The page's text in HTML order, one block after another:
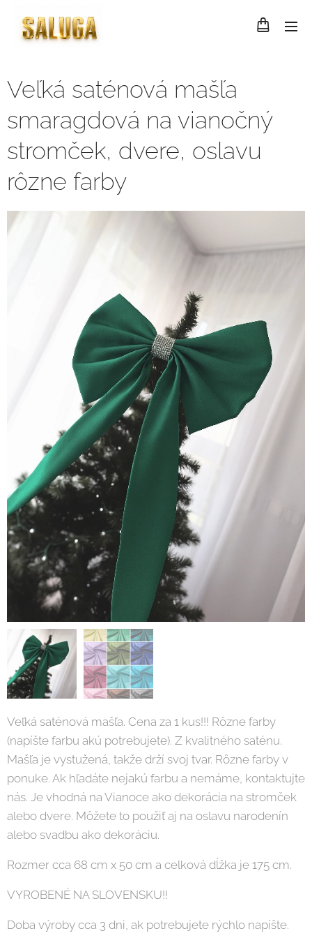
Veľká saténová mašľa
smaragdová na vianočný
stromček, dvere, oslavu
rôzne farby
Veľká saténová mašľa. Cena za 1 kus!!! Rôzne farby
(napíšte farbu akú potrebujete). Z kvalitného saténu.
Mašľa je vystužená, takže drží svoj tvar. Rôzne farby v
ponuke. Ak hľadáte nejakú farbu a nemáme, kontaktujte
nás. Je vhodná na Vianoce ako dekorácia na stromček
alebo dvere. Môžete to použiť aj na oslavu narodenín
alebo svadbu ako dekoráciu.
Rozmer cca 68 cm x 50 cm a celková dĺžka je 175 cm.
VYROBENÉ NA SLOVENSKU!!
Doba výroby cca 3 dni, ak potrebujete rýchlo napíšte.